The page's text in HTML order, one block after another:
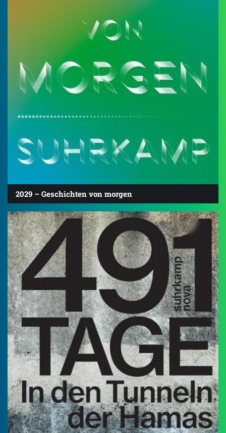
2029 – Geschichten von morgen